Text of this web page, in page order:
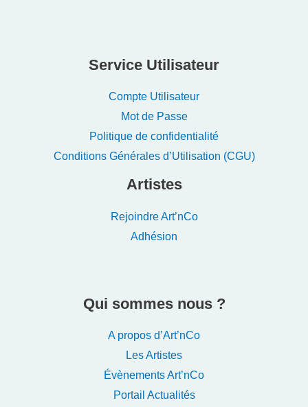
Service Utilisateur
Compte Utilisateur
Mot de Passe
Politique de confidentialité
Conditions Générales d’Utilisation (CGU)
Artistes
Rejoindre Art’nCo
Adhésion
Qui sommes nous ?
A propos d’Art’nCo
Les Artistes
Évènements Art’nCo
Portail Actualités